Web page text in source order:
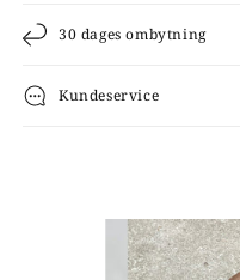
30 dages ombytning
Kundeservice